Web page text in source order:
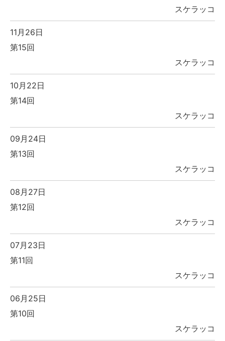
スケラッコ
11月26日
第15回
スケラッコ
10月22日
第14回
スケラッコ
09月24日
第13回
スケラッコ
08月27日
第12回
スケラッコ
07月23日
第11回
スケラッコ
06月25日
第10回
スケラッコ